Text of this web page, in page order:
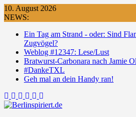
Skip
to
10. August 2026
NEWS:
Ein Tag am Strand - oder: Sind
Zugvögel?
Weblog #12347: Lese/Lust
Bratwurst-Carbonara nach Jamie
#DankeTXL
Geh mal an dein Handy ran!